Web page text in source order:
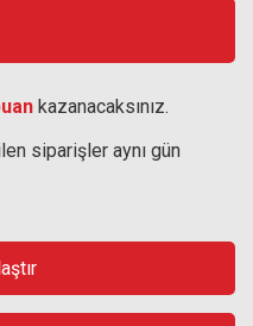
kazanacaksınız.
siparişler aynı gün